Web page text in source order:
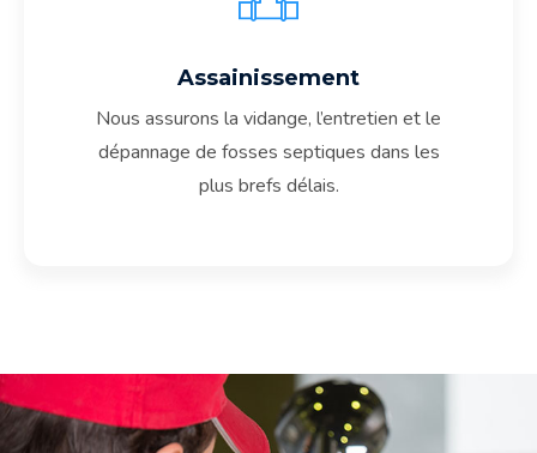
Assainissement
Nous assurons la vidange, l’entretien et le
dépannage de fosses septiques dans les
plus brefs délais.
En Savoir Plus